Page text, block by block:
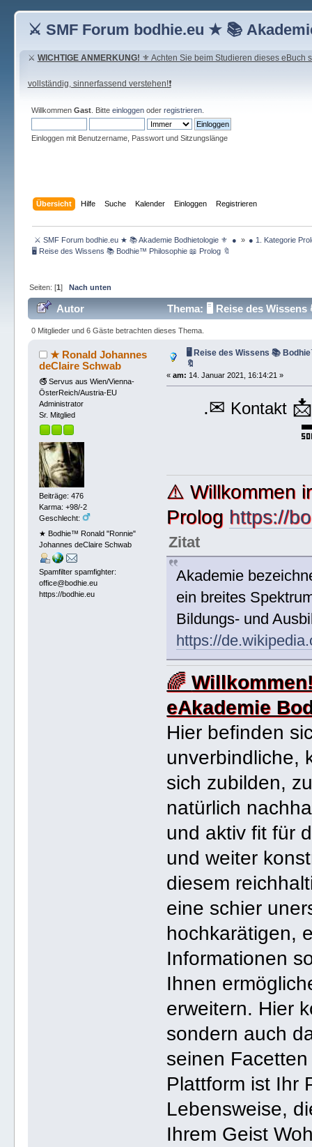
⚔ SMF Forum bodhie.eu ★ 📚
⚔ WICHTIGE ANMERKUNG! ⚜ Achten Sie beim Studieren dieses eBuch
vollständig, sinnerfassend verstehen!❗
Willkommen Gast. Bitte einloggenoder registrieren.
Einloggen mit Benutzername, Passwort und Sitzungslänge
Übersicht Hilfe Suche Kalender Einloggen Registrieren
⚔ SMF Forum bodhie.eu ★ 📚 Akademie Bodhietologie ⚜  ● » ● 1. Kategorie
🖥 Reise des Wissens 📚 Bodhie™ Philosophie 📖 Prolog 🔖
Seiten: [1] Nach unten
Autor Thema: 🖥 Reise des
0 Mitglieder und 6 Gäste betrachten dieses Thema.
★ Ronald Johannes
deClaire Schwab
🚭 Servus aus Wien/Vienna-
ÖsterReich/Austria-EU
Administrator
Sr. Mitglied
Beiträge: 476
Karma: +98/-2
Geschlecht:
★ Bodhie™ Ronald "Ronnie"
Johannes deClaire Schwab
Spamfilter spamfighter:
office@bodhie.eu
https://bodhie.eu
🖥 Reise des Wissens 📚
🔖
«am: 14. Januar 2021, 16:14:21 »
.✉ Kontakt
⚠️ Willkommen
Prolog https://
Zitat
Akademie
ein breites
Bildungs- und
https://
🌈
eAkademie
Hier befinden
unverbindliche,
sich zubilden,
natürlich
und aktiv fit für
und weiter
diesem
eine schier
hochkarätigen,
Informationen
Ihnen
erweitern. Hier
sondern auch
seinen
Plattform ist Ihr
Lebensweise,
Ihrem Geist